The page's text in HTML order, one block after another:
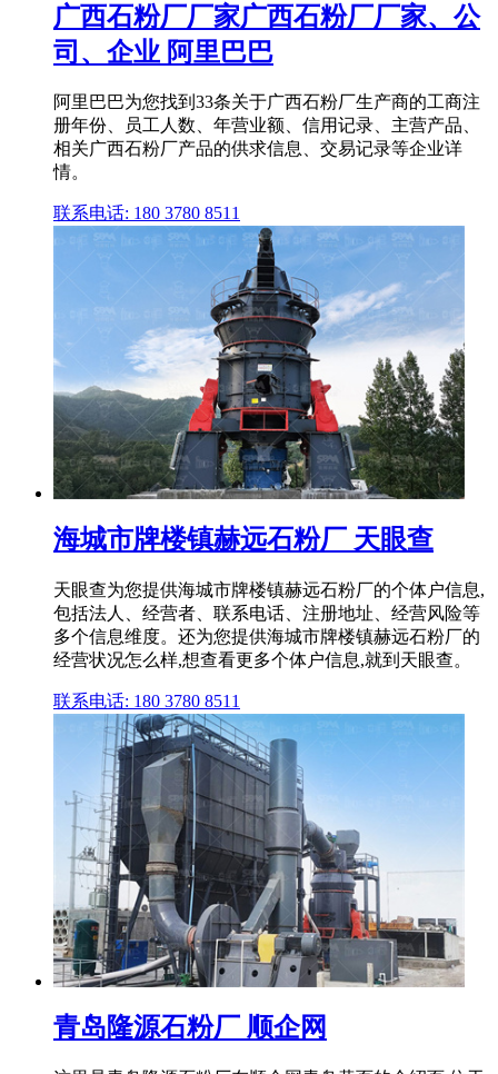
广西石粉厂厂家广西石粉厂厂家、公
司、企业 阿里巴巴
阿里巴巴为您找到33条关于广西石粉厂生产商的工商注
册年份、员工人数、年营业额、信用记录、主营产品、
相关广西石粉厂产品的供求信息、交易记录等企业详
情。
联系电话: 180 3780 8511
海城市牌楼镇赫远石粉厂 天眼查
天眼查为您提供海城市牌楼镇赫远石粉厂的个体户信息,
包括法人、经营者、联系电话、注册地址、经营风险等
多个信息维度。还为您提供海城市牌楼镇赫远石粉厂的
经营状况怎么样,想查看更多个体户信息,就到天眼查。
联系电话: 180 3780 8511
青岛隆源石粉厂 顺企网